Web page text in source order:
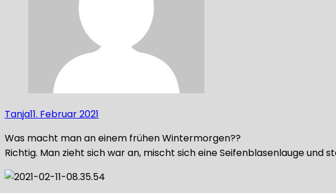
Tanja11. Februar 2021
Was macht man an einem frühen Wintermorgen??
Richtig. Man zieht sich war an, mischt sich eine Seifenblasenlauge und